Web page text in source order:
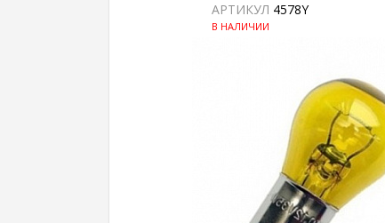
АРТИКУЛ 4578Y
В НАЛИЧИИ